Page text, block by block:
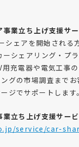
事業立ち上げ支援サ
シェアを開始される
ーシェアリング・プ
充電器や電気工事
グの市場調査まで
ジでサポートします。
立ち上げ支援サー
service/car-